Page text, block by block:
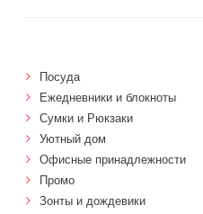
Посуда
Ежедневники и блокноты
Сумки и Рюкзаки
Уютный дом
Офисные принадлежности
Промо
Зонты и дождевики